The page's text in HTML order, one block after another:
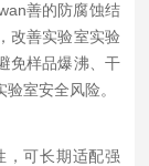
善的防腐蚀结
改善实验室实验
免样品爆沸、干
室安全风险。
可长期适配强